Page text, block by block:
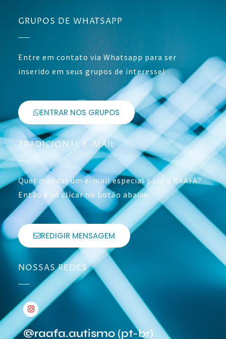
GRUPOS DE WHATSAPP
Entre em contato via Whatsapp para ser
inserido em seus grupos de interesse!
ENTRAR NOS GRUPOS
TRADICIONAL E-MAIL
Quer mandar um e-mail especial para a RAAFA?
Então é só clicar no botão abaixo:
REDIGIR MENSAGEM
NOSSAS REDES
@raafa.autismo (pt-br)